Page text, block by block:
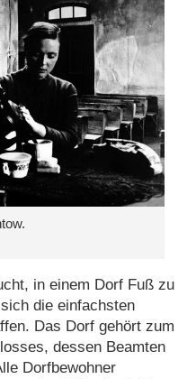
in einem Dorf Fuß zu
die einfachsten
Das Dorf gehört zum
dessen Beamten
Dorfbewohner